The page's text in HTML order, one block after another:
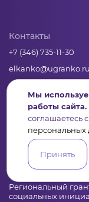
Контакты
+7 (346) 735-11-30
elkanko@ugranko.ru
628011, Россия,
г. Ханты-Мансийск,
Юридическая
Региональный
социальных
Мы
работы сайта.
соглашаетесь с
персональных
Принять